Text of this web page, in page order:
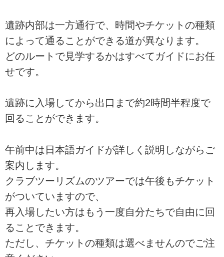
遺跡内部は一方通行で、時間やチケットの種類
によって通ることができる道が異なります。
どのルートで見学するかはすべてガイドにお任
せです。
遺跡に入場してから出口まで約2時間半程度で
回ることができます。
午前中は日本語ガイドが詳しく説明しながらご
案内します。
クラブツーリズムのツアーでは午後もチケット
がついていますので、
再入場したい方はもう一度自分たちで自由に回
ることできます。
ただし、チケットの種類は選べませんのでご注